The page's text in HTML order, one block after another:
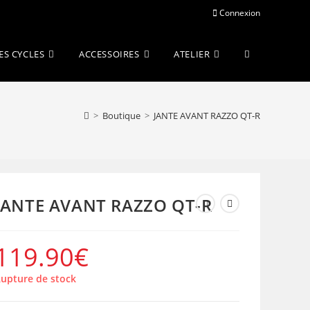
Connexion
CYCLES ACCESSOIRES ATELIER Toggle
> Boutique > JANTE AVANT RAZZO QT-R
AVANT RAZZO QT-R
€
de stock